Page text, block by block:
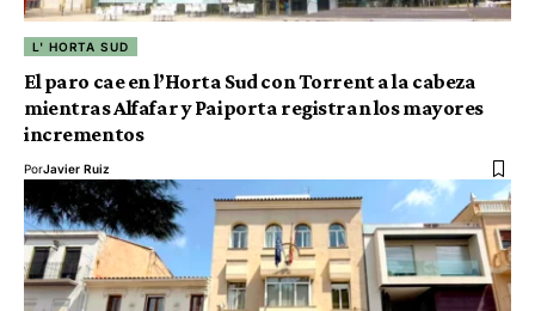
L' HORTA SUD
El paro cae en l’Horta Sud con Torrent a la cabeza
mientras Alfafar y Paiporta registran los mayores
incrementos
PorJavier Ruiz